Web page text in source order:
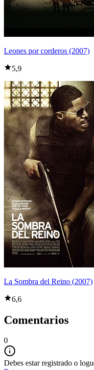
Leones por corderos (2007)
5,9
La Sombra del Reino (2007)
6,6
Comentarios
0
Debes estar registrado o